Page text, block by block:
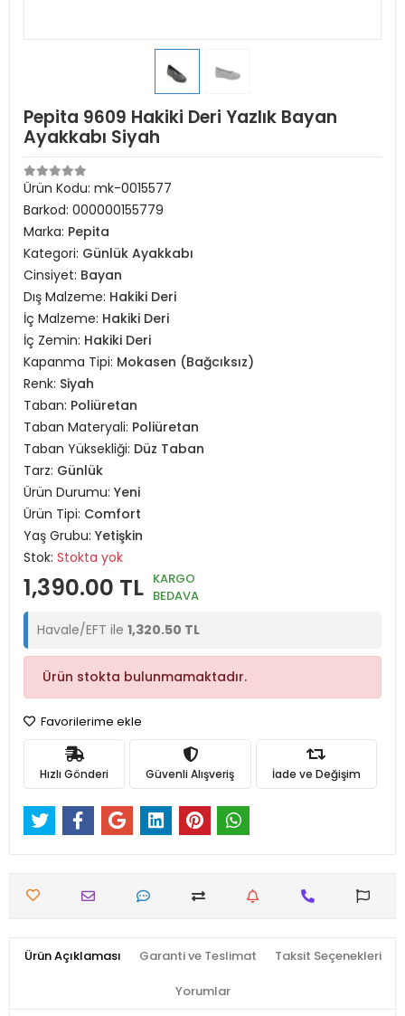
Pepita 9609 Hakiki Deri Yazlık Bayan
Ayakkabı Siyah
Ürün Kodu: mk-0015577
Barkod: 000000155779
Marka: Pepita
Kategori: Günlük Ayakkabı
Cinsiyet: Bayan
Dış Malzeme: Hakiki Deri
İç Malzeme: Hakiki Deri
İç Zemin: Hakiki Deri
Kapanma Tipi: Mokasen (Bağcıksız)
Renk: Siyah
Taban: Poliüretan
Taban Materyali: Poliüretan
Taban Yüksekliği: Düz Taban
Tarz: Günlük
Ürün Durumu: Yeni
Ürün Tipi: Comfort
Yaş Grubu: Yetişkin
Stok: Stokta yok
1,390.00 TL KARGO
BEDAVA
Havale/EFT ile 1,320.50 TL
Ürün stokta bulunmamaktadır.
Favorilerime ekle
Hızlı Gönderi Güvenli Alışveriş İade ve Değişim
Ürün Açıklaması Garanti ve Teslimat Taksit Seçenekleri
Yorumlar